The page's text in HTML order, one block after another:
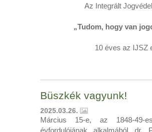
Az Integrált
„Tudom, hogy van
10 éves az IJSZ
Büszkék vagyunk!
2025.03.26.
Március 15-e, az 1848-49-
évfordulójának alkalmából dr.